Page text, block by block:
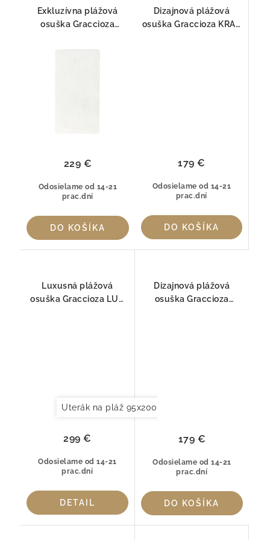
Exkluzívna plážová
osuška Graccioza
Egyptská bavlna GIZA
Odosielame od 14-21
prac.dní
229 €
DO KOŠÍKA
Dizajnová plážová
osuška Graccioza KRAB
Odosielame od 14-21
prac.dní
179 €
DO KOŠÍKA
Luxusná plážová
osuška Graccioza LUX
Uterák na pláž 95x200cm
Odosielame od 14-21
prac.dní
299 €
DETAIL
Dizajnová plážová
osuška Graccioza
Odosielame od 14-21
prac.dní
179 €
DO KOŠÍKA